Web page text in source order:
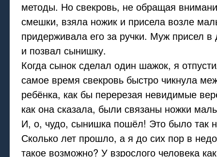
методы. Но свекровь, не обращая
смешки, взяла ножик и присела возле
придерживала его за ручки. Муж присел в
и позвал сынишку.
Когда сынок сделал один шажок, я
самое время свекровь быстро чикнула
ребёнка, как бы перерезая невидимые
как она сказала, были связаны ножки
И, о, чудо, сынишка пошёл! Это было так
Сколько лет прошло, а я до сих пор в
такое возможно? У взрослого человека